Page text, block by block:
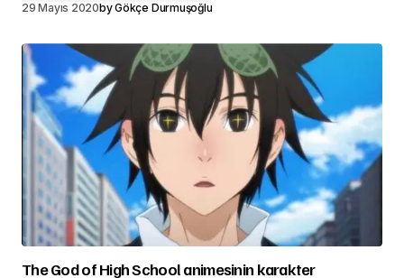
29 Mayıs 2020byGökçe Durmuşoğlu
The God of High School animesinin karakter